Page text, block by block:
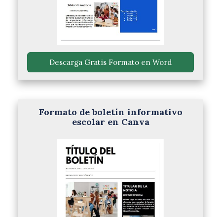
Descarga Gratis Formato en Word
Formato de boletín informativo
escolar en Canva